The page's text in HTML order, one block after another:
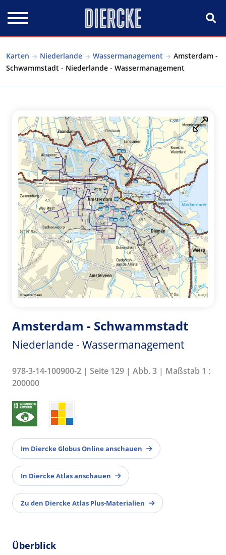
Karten Niederlande Wassermanagement
Amsterdam -
Schwammstadt - Niederlande - Wassermanagement
Amsterdam - Schwammstadt
Niederlande - Wassermanagement
978-3-14-100900-2 | Seite 129 | Abb. 3 | Maßstab 1 :
200000
Im Diercke Globus Online anschauen
In Diercke Atlas anschauen
Zu den Diercke Atlas Plus-Materialien
Überblick